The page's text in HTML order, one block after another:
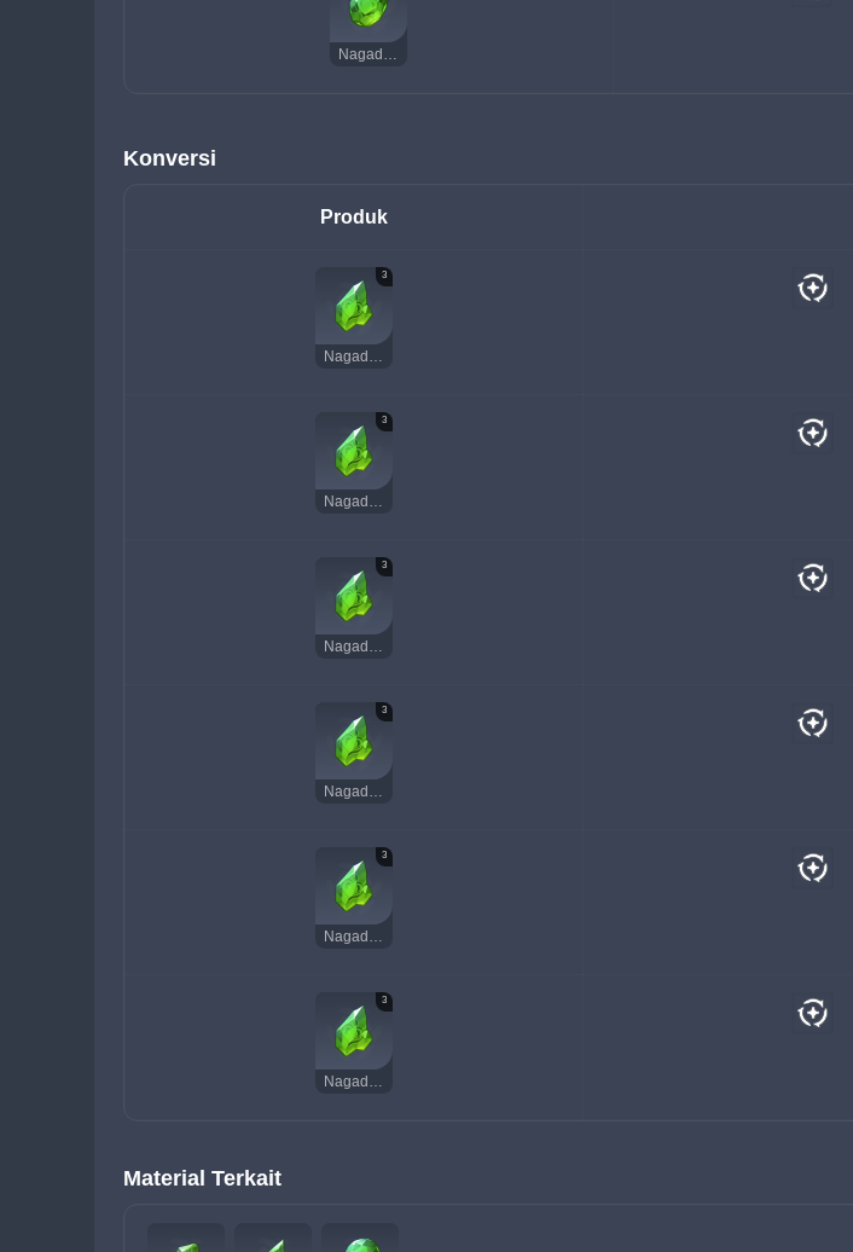
Nagadus Emerald Gemstone
Konversi
Produk
3
Nagadus Emerald Chunk
3
Nagadus Emerald Chunk
3
Nagadus Emerald Chunk
3
Nagadus Emerald Chunk
3
Nagadus Emerald Chunk
3
Nagadus Emerald Chunk
Material Terkait